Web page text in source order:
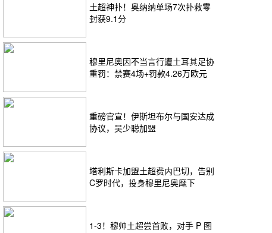
土超神扑！奥纳纳单场7次扑救零
封获9.1分
穆里尼奥因不当言行遭土耳其足协
重罚：禁赛4场+罚款4.26万欧元
重磅官宣！伊斯坦布尔与国安达成
协议，吴少聪加盟
塔利斯卡加盟土超费内巴切，告别
C罗时代，投身穆里尼奥麾下
1-3！穆帅土超尝首败，对手 P 图